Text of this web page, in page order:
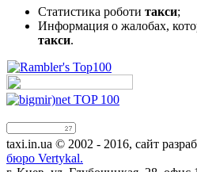
Статистика роботи такси;
Информация о жалобах,
такси.
taxi.in.ua © 2002 - 2016, сайт
бюро Vertykal.